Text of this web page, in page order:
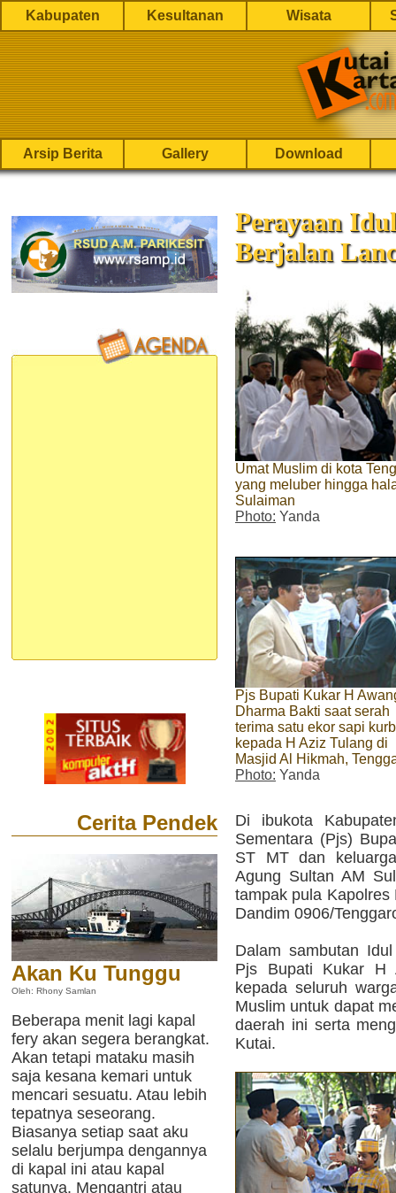
Kabupaten Kesultanan Wisata
Arsip Berita Gallery Download
Cerita Pendek
Akan Ku Tunggu
Oleh: Rhony Samlan
Beberapa menit lagi kapal
fery akan segera berangkat.
Akan tetapi mataku masih
saja kesana kemari untuk
mencari sesuatu. Atau lebih
tepatnya seseorang.
Biasanya setiap saat aku
selalu berjumpa dengannya
di kapal ini atau kapal
satunya. Mengantri atau
Perayaan
Berjalan
Umat Muslim di kota
yang meluber hingga
Sulaiman
Photo: Yanda
Pjs Bupati Kukar H
Dharma Bakti saat serah
terima satu ekor sapi
kepada H Aziz Tulang di
Masjid Al Hikmah,
Photo: Yanda
Di ibukota
Sementara (Pjs)
ST MT dan
Agung Sultan AM
tampak pula
Dandim 0906/
Dalam sambutan
Pjs Bupati Kukar H
kepada seluruh
Muslim untuk dapat
daerah ini serta
Kutai.